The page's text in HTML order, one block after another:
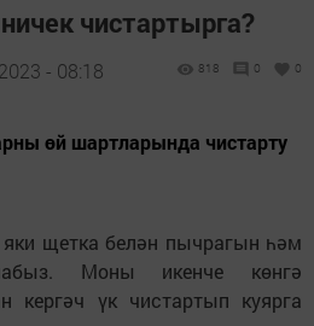
чистартырга?
- 08:18 818 0 0
өй шартларында чистарту
яки щетка белән пычрагын һәм
Моны икенче көнгә
кергәч үк чистартып куярга